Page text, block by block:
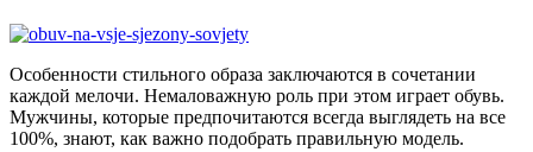
Особенности стильного образа заключаются в сочетании
каждой мелочи. Немаловажную роль при этом играет обувь.
Мужчины, которые предпочитаются всегда выглядеть на все
100%, знают, как важно подобрать правильную модель.